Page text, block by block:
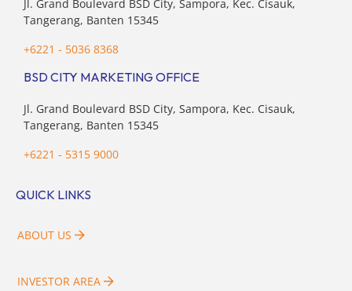
Jl. Grand Boulevard BSD City, Sampora, Kec. Cisauk,
Tangerang, Banten 15345
+6221 - 5036 8368
BSD CITY MARKETING OFFICE
Jl. Grand Boulevard BSD City, Sampora, Kec. Cisauk,
Tangerang, Banten 15345
+6221 - 5315 9000
QUICK LINKS
ABOUT US
INVESTOR AREA